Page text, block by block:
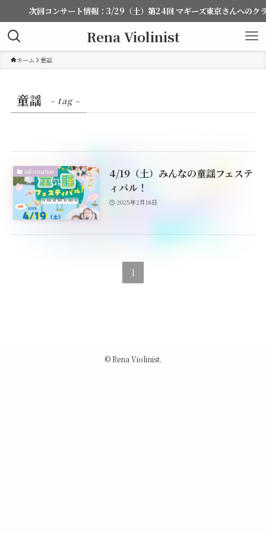
次回コンサート情報：3/29（土）第24回 マギーズ東京さんへのク
Rena Violinist
ホーム 童謡
童謡 – tag –
information
4/19（土）みんなの童謡フェステ
ィバル！
2025年2月18日
1
©Rena Violinist.